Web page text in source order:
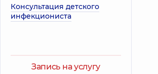
Консультация детского
инфекциониста
Запись на услугу